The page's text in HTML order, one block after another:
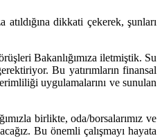
dikkati çekerek, şunları
Bakanlığımıza iletmiştik. Su
Bu yatırımların finansal
uygulamalarını ve sunulan
birlikte, oda/borsalarımız ve
Bu önemli çalışmayı hayata